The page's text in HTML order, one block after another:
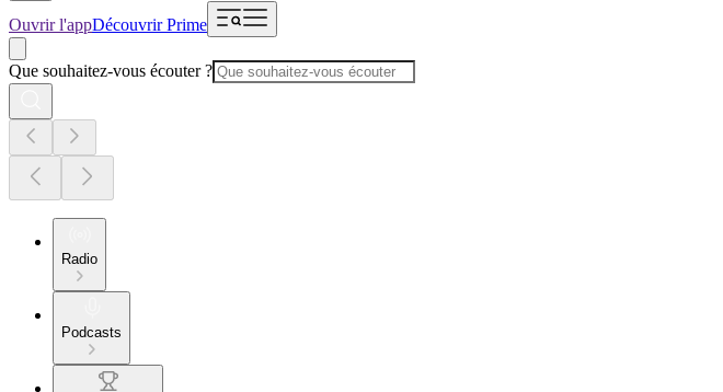
Ouvrir l'appDécouvrir Prime
Que souhaitez-vous écouter ?
Radio
Podcasts